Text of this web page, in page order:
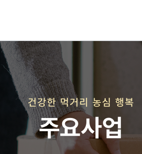
건강한 먹거리 농심 행복
주요사업